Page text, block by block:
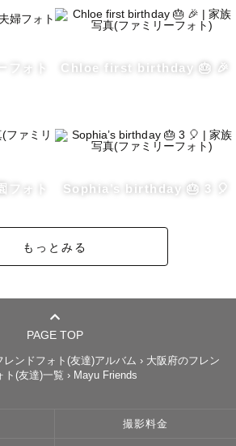
フォト Chloe first birthday 🎂 🎉
フォト Sophia’s birthday 🎂 3 🎈
もっとみる
PAGE TOP
レンドフォト(友達)アルバム › 大阪府のフレン
ト(友達)一覧 › Mayu Friends
撮影料金